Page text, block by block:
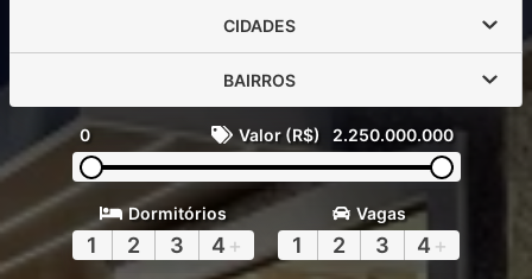
CIDADES
BAIRROS
0 Valor (R$) 2.250.000.000
Dormitórios
1 2 3 4 +
Vagas
1 2 3 4 +